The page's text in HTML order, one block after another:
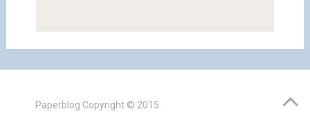
Paperblog Copyright © 2015.